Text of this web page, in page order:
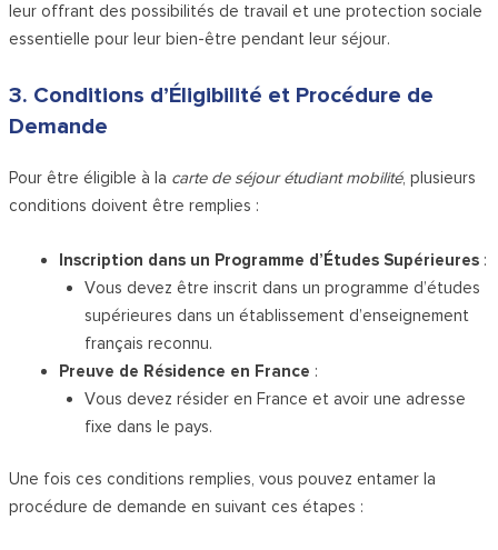
leur offrant des possibilités de travail et une protection sociale
essentielle pour leur bien-être pendant leur séjour.
3. Conditions d’Éligibilité et Procédure de
Demande
Pour être éligible à la carte de séjour étudiant mobilité, plusieurs
conditions doivent être remplies :
Inscription dans un Programme d’Études Supérieures :
Vous devez être inscrit dans un programme d’études
supérieures dans un établissement d’enseignement
français reconnu.
Preuve de Résidence en France :
Vous devez résider en France et avoir une adresse
fixe dans le pays.
Une fois ces conditions remplies, vous pouvez entamer la
procédure de demande en suivant ces étapes :